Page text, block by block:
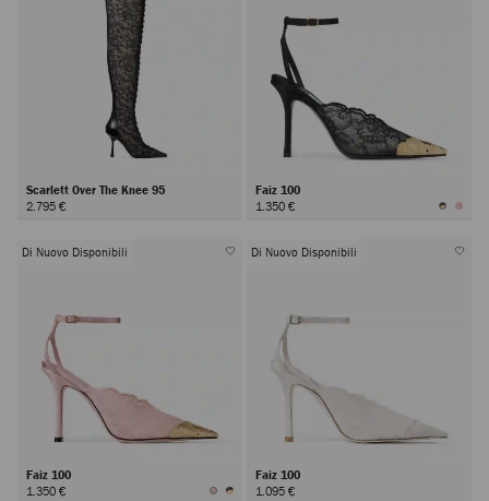
Scarlett Over The Knee 95
2.795 €
Faiz 100
1.350 €
Di Nuovo Disponibili
Faiz 100
1.350 €
Di Nuovo Disponibili
Faiz 100
1.095 €